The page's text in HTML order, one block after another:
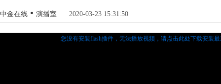
中金在线 • 演播室 2020-03-23 15:31:50
您没有安装flash插件，无法播放视频， 请点击此处下载安装